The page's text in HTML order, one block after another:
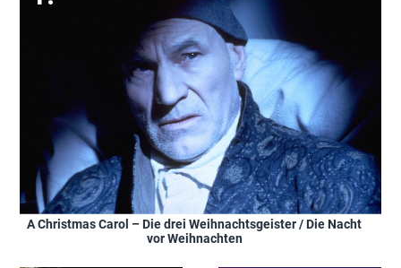
A Christmas Carol – Die drei Weihnachtsgeister / Die Nacht
vor Weihnachten